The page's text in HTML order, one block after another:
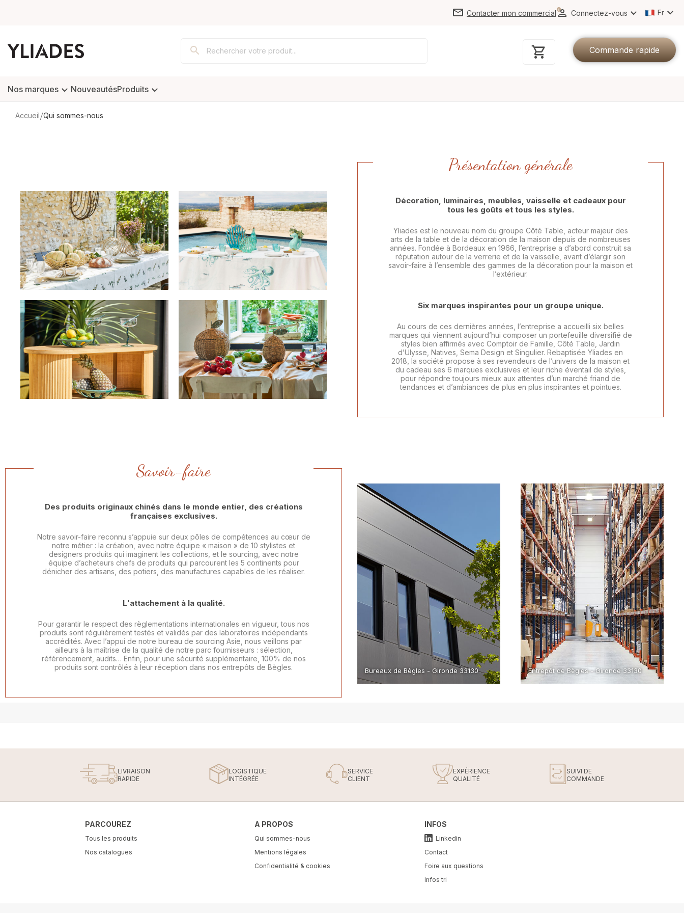
Contacter mon commercial Connectez-vous Langue
Fr
Mon panier
Commande rapide
Nos marques NouveautésProduits
VAISSELLE CUISINE VERRERIE
TEXTILE ACCESSOIRES DE MODE
Accueil Qui sommes-nous
Présentation générale
Décoration, luminaires, meubles, vaisselle et cadeaux pour
tous les goûts et tous les styles.
Yliades est le nouveau nom du groupe Côté Table, acteur majeur des
arts de la table et de la décoration de la maison depuis de nombreuses
années. Fondée à Bordeaux en 1966, l’entreprise a d’abord construit sa
réputation autour de la verrerie et de la vaisselle, avant d’élargir son
savoir-faire à l’ensemble des gammes de la décoration pour la maison et
l’extérieur.
Six marques inspirantes pour un groupe unique.
Au cours de ces dernières années, l’entreprise a accueilli six belles
marques qui viennent aujourd’hui composer un portefeuille diversifié de
styles bien affirmés avec Comptoir de Famille, Côté Table, Jardin
d’Ulysse, Natives, Sema Design et Singulier. Rebaptisée Yliades en
2018, la société propose à ses revendeurs de l’univers de la maison et
du cadeau ses 6 marques exclusives et leur riche éventail de styles,
pour répondre toujours mieux aux attentes d’un marché friand de
tendances et d’ambiances de plus en plus inspirantes et pointues.
Savoir-faire
Des produits originaux chinés dans le monde entier, des créations
françaises exclusives.
Notre savoir-faire reconnu s’appuie sur deux pôles de compétences au cœur de
notre métier : la création, avec notre équipe « maison » de 10 stylistes et
designers produits qui imaginent les collections, et le sourcing, avec notre
équipe d’acheteurs chefs de produits qui parcourent les 5 continents pour
dénicher des artisans, des potiers, des manufactures capables de les réaliser.
L'attachement à la qualité.
Pour garantir le respect des règlementations internationales en vigueur, tous nos
produits sont régulièrement testés et validés par des laboratoires indépendants
accrédités. Avec l’appui de notre bureau de sourcing Asie, nous veillons par
ailleurs à la maîtrise de la qualité de notre parc fournisseurs : sélection,
référencement, audits… Enfin, pour une sécurité supplémentaire, 100% de nos
produits sont contrôlés à leur réception dans nos entrepôts de Bègles.
Bureaux de Bègles - Gironde 33130 Entrepôt de Bègles - Gironde 33130
LIVRAISON
RAPIDE
LOGISTIQUE
INTÉGRÉE
SERVICE
CLIENT
EXPÉRIENCE
QUALITÉ
SUIVI DE
COMMANDE
PARCOUREZ
Tous les produits
Nos catalogues
A PROPOS
Qui sommes-nous
Mentions légales
Confidentialité & cookies
INFOS
Linkedin
Contact
Foire aux questions
Infos tri